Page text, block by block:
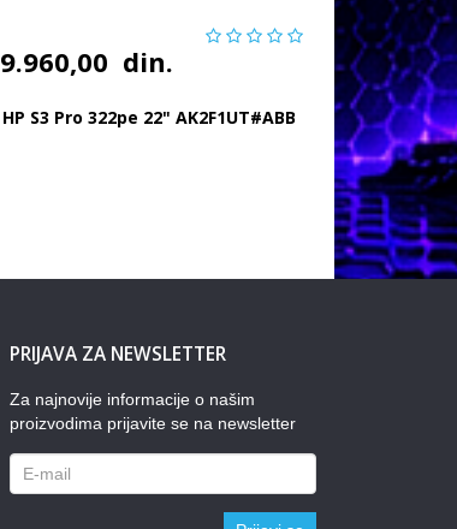
9.960,00 din.
HP S3 Pro 322pe 22" AK2F1UT#ABB
PRIJAVA ZA NEWSLETTER
Za najnovije informacije o našim
proizvodima prijavite se na newsletter